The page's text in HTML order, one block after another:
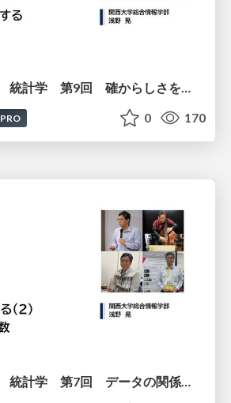
PRO 0 170
2026年度春学期 統計学 第7回 データの関係を知る（２）ー 回帰と決定係数 (2026. 5. 21)